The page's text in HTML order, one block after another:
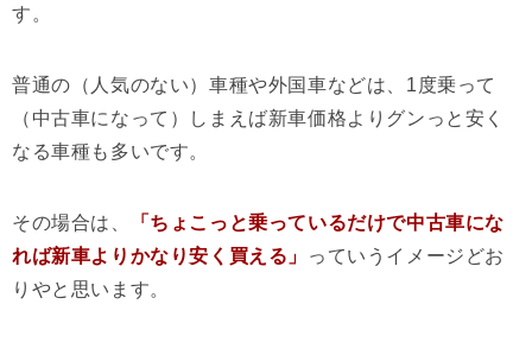
す。
普通の（人気のない）車種や外国車などは、1度乗って
（中古車になって）しまえば新車価格よりグンっと安く
なる車種も多いです。
その場合は、
「ちょこっと乗っているだけで中古車にな
れば新車よりかなり安く買える」
っていうイメージどお
りやと思います。